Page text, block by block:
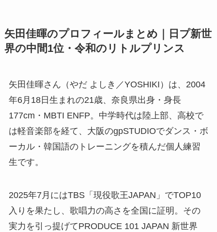
矢田佳暉のプロフィールまとめ｜日プ新世
界の中間1位・令和のリトルプリンス
矢田佳暉さん（やだ よしき／YOSHIKI）は、2004
年6月18日生まれの21歳、奈良県出身・身長
177cm・MBTI ENFP。中学時代は陸上部、高校で
は軽音楽部を経て、大阪のgpSTUDIOでダンス・ボ
ーカル・韓国語のトレーニングを積んだ個人練習
生です。
2025年7月にはTBS「現役歌王JAPAN」でTOP10
入りを果たし、歌唱力の高さを全国に証明。その
実力を引っ提げてPRODUCE 101 JAPAN 新世界